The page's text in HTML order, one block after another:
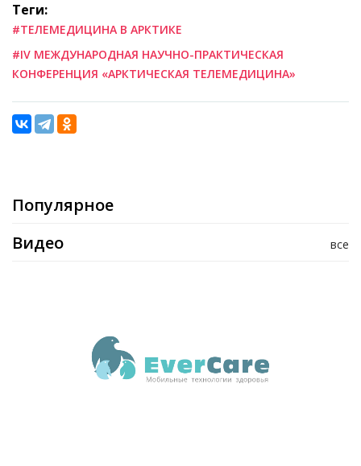
Теги:
#ТЕЛЕМЕДИЦИНА В АРКТИКЕ
#IV МЕЖДУНАРОДНАЯ НАУЧНО-ПРАКТИЧЕСКАЯ
КОНФЕРЕНЦИЯ «АРКТИЧЕСКАЯ ТЕЛЕМЕДИЦИНА»
Популярное
все
Видео